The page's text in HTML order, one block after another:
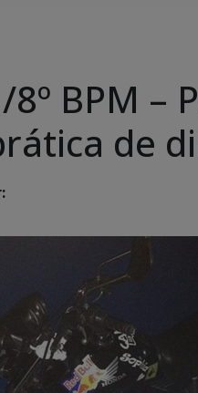
8º BPM
de